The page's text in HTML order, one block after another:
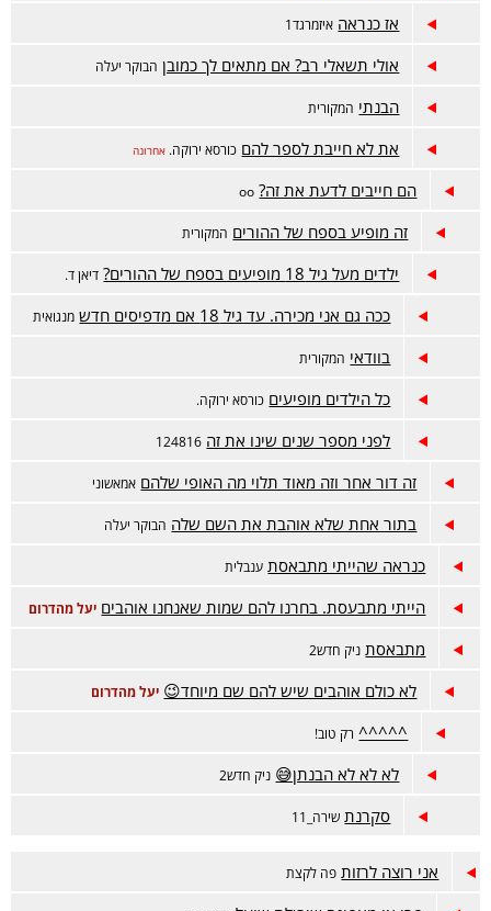
אז כנראה איזמרגד1
אולי תשאלי רב? אם מתאים לך כמובן הבוקר יעלה
הבנתי המקורית
את לא חייבת לספר להם כורסא ירוקה. אחרונה
הם חייבים לדעת את זה? oo
זה מופיע בספח של ההורים המקורית
ילדים מעל גיל 18 מופיעים בספח של ההורים? דיאן ד.
ככה גם אני מכירה. עד גיל 18 אם מדפיסים חדש מנגואית
בוודאי המקורית
כל הילדים מופיעים כורסא ירוקה.
לפני מספר שנים שינו את זה 124816
זה דור אחר וזה מאוד תלוי מה האופי שלהם אמאשוני
בתור אחת שלא אוהבת את השם שלה הבוקר יעלה
כנראה שהייתי מתבאסת ענבלית
הייתי מתבעסת. בחרנו להם שמות שאנחנו אוהבים יעל מהדרום
מתבאסת ניק חדש2
לא כולם אוהבים שיש להם שם מיוחד😉 יעל מהדרום
^^^^^ רק טוב!
לא לא לא הבנתן😅 ניק חדש2
סקרנת שירה_11
אני רוצה לרזות פה לקצת